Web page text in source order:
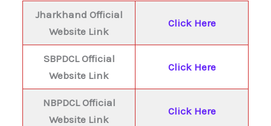
Jharkhand Official
Website Link
Click Here
SBPDCL Official
Website Link
Click Here
NBPDCL Official
Website Link
Click Here